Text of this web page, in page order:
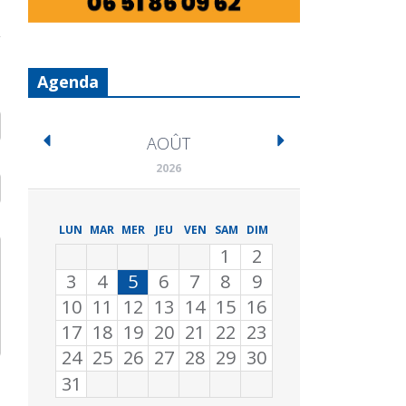
Agenda
AOÛT
2026
LUN MAR MER JEU VEN SAM DIM
1
2
3
4 5 6 7 8
9
10 11 12 13 14 15 16
17 18 19 20 21 22 23
24 25 26 27 28 29 30
31